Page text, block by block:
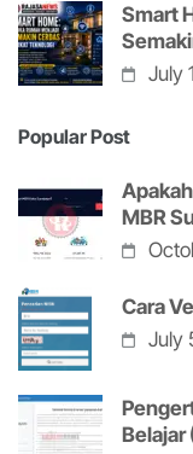
Smart
July
Popular Post
MBR
Cara
July
Belajar